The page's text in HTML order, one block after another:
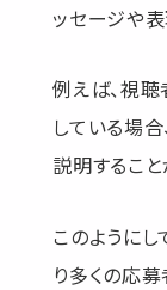
ッセージや
例えば、視
している場
説明するこ
このように
り多くの応